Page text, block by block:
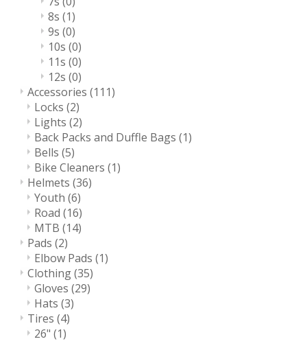
8s (1)
9s (0)
10s (0)
11s (0)
12s (0)
Accessories (111)
Locks (2)
Lights (2)
Back Packs and Duffle Bags (1)
Bells (5)
Bike Cleaners (1)
Helmets (36)
Youth (6)
Road (16)
MTB (14)
Pads (2)
Elbow Pads (1)
Clothing(35)
Gloves (29)
Hats (3)
Tires (4)
26" (1)